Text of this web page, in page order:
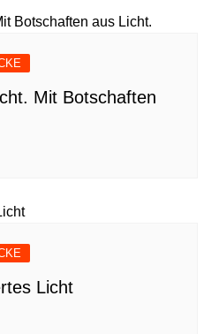
Mit Botschaften
Licht